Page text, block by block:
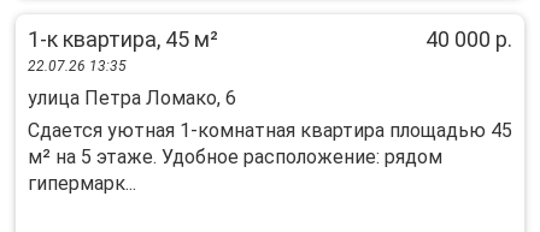
1-к квартира, 45 м² 40 000 р.
22.07.26 13:35
улица Петра Ломако, 6
Сдается уютная 1-комнатная квартира площадью 45
м² на 5 этаже. Удобное расположение: рядом
гипермарк...